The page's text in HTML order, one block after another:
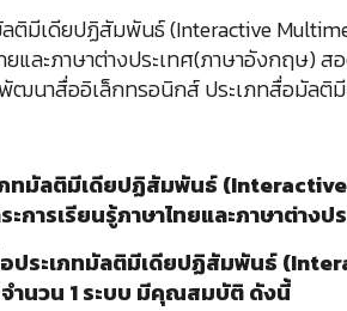
ติมีเดียปฏิสัมพันธ์ (Interactive
ทยและภาษาต่างประเทศ(ภาษาอังกฤษ
ฒนาสื่ออิเล็กทรอนิกส์ ประเภทสื่อมัลติ
ภทมัลติมีเดียปฏิสัมพันธ์ (Interactive
ะการเรียนรู้ภาษาไทยและภาษาต่า
ประเภทมัลติมีเดียปฏิสัมพันธ์ (
จำนวน 1 ระบบ มีคุณสมบัติ ดังนี้